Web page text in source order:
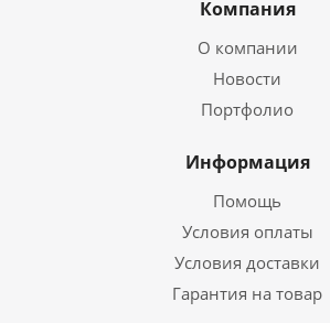
Компания
О компании
Новости
Портфолио
Информация
Помощь
Условия оплаты
Условия доставки
Гарантия на товар